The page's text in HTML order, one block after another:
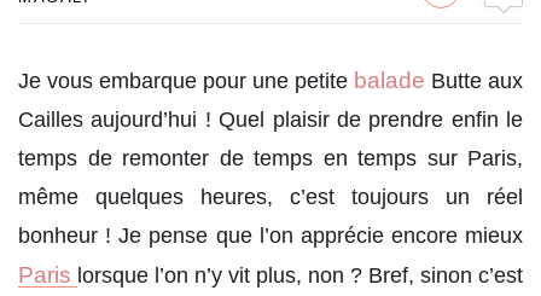
Je vous embarque pour une petite balade Butte aux
Cailles aujourd’hui ! Quel plaisir de prendre enfin le
temps de remonter de temps en temps sur Paris,
même quelques heures, c’est toujours un réel
bonheur ! Je pense que l’on apprécie encore mieux
Paris lorsque l’on n’y vit plus, non ? Bref, sinon c’est